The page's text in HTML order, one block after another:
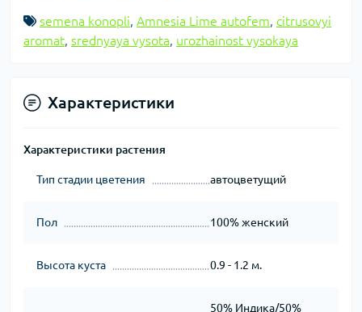
semena konopli, Amnesia Lime autofem, citrusovyi
aromat, srednyaya vysota, urozhainost vysokaya
Характеристики
Характеристики растения
Тип стадии цветения автоцветущий
Пол 100% женский
Высота куста 0.9 - 1.2 м.
50% Индика/50%